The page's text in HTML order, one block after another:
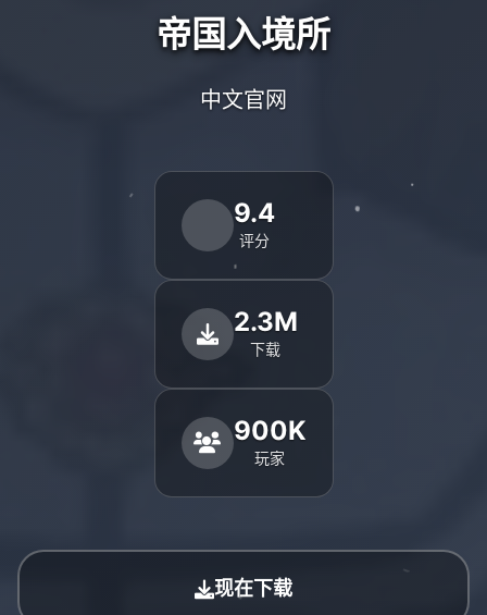
帝国入境所
中文官网
9.4
评分
2.3M
下载
900K
玩家
现在下载